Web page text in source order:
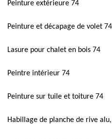
Peinture extérieure 74
Peinture et décapage de volet 74
Lasure pour chalet en bois 74
Peintre intérieur 74
Peinture sur tuile et toiture 74
Habillage de planche de rive